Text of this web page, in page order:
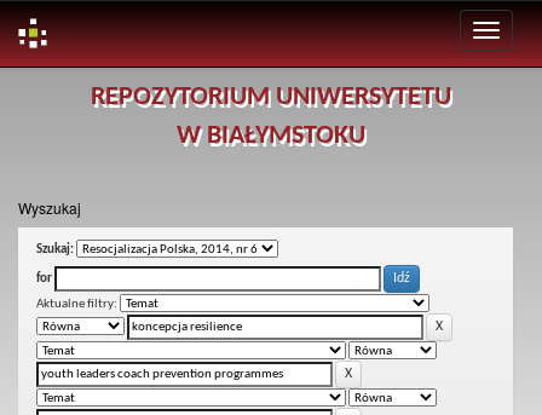
REPOZYTORIUM UNIWERSYTETU
W BIAŁYMSTOKU
Wyszukaj
Szukaj:
for
Aktualne filtry: